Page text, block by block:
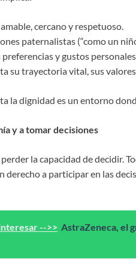
cercano y respetuoso.
paternalistas (“como un
preferencias y gustos
su trayectoria vital, sus
la dignidad es un entorno
y a tomar decisiones
la capacidad de decidir.
derecho a participar en las
-->> AstraZeneca, el